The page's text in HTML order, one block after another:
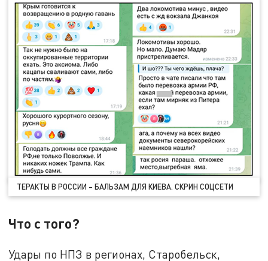
ТЕРАКТЫ В РОССИИ – БАЛЬЗАМ ДЛЯ КИЕВА. СКРИН СОЦСЕТИ
Что с того?
Удары по НПЗ в регионах, Старобельск,